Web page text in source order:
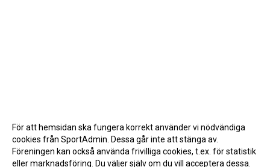
För att hemsidan ska fungera korrekt använder vi nödvändiga
cookies från SportAdmin. Dessa går inte att stänga av.
Föreningen kan också använda frivilliga cookies, t.ex. för statistik
eller marknadsföring. Du väljer själv om du vill acceptera dessa.